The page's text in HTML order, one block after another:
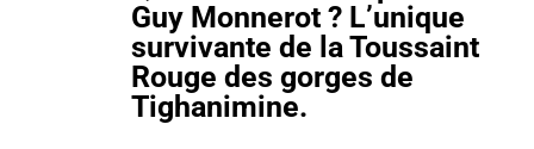
Guy Monnerot ? L’unique
survivante de la Toussaint
Rouge des gorges de
Tighanimine.